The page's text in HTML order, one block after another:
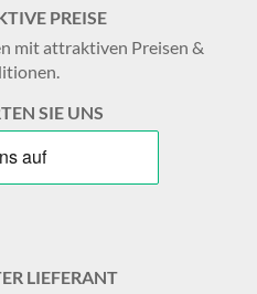
PREISE
mit attraktiven Preisen &
SIE UNS
LIEFERANT